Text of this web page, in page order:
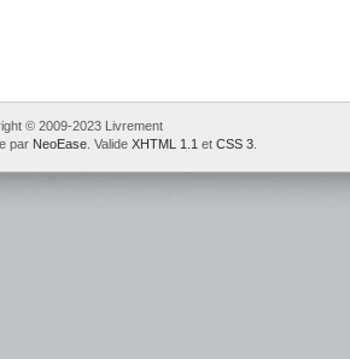
© 2009-2023 Livrement
par NeoEase . Valide XHTML 1.1 et CSS 3